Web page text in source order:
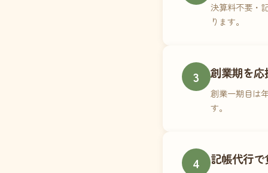
決算料不要・
ります。
3 創業期を応
創業一期目は
す。
4 記帳代行